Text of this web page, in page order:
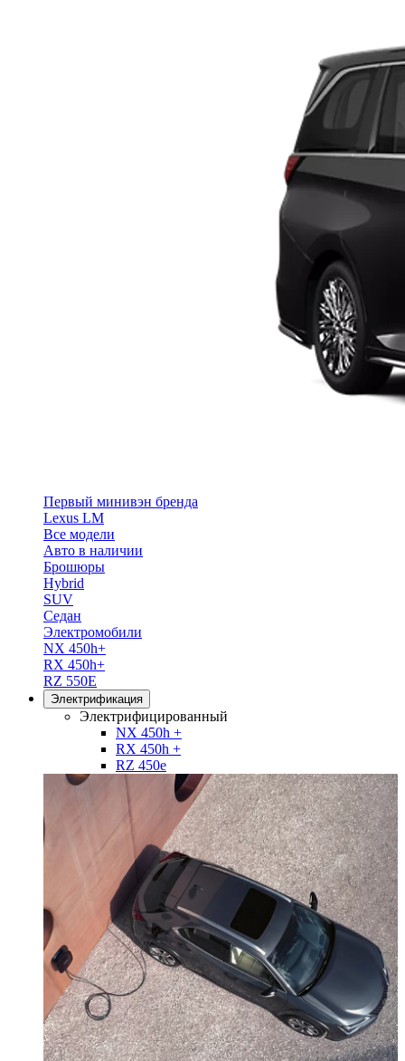
Первый минивэн бренда
Lexus LM
Все модели
Авто в наличии
Брошюры
Hybrid
SUV
Седан
Электромобили
NX 450h+
RX 450h+
RZ 550E
Электрификация
Электрифицированный
NX 450h +
RX 450h +
RZ 450e